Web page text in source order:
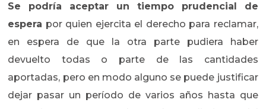
Se podría aceptar un tiempo prudencial de
espera por quien ejercita el derecho para reclamar,
en espera de que la otra parte pudiera haber
devuelto todas o parte de las cantidades
aportadas, pero en modo alguno se puede justificar
dejar pasar un período de varios años hasta que